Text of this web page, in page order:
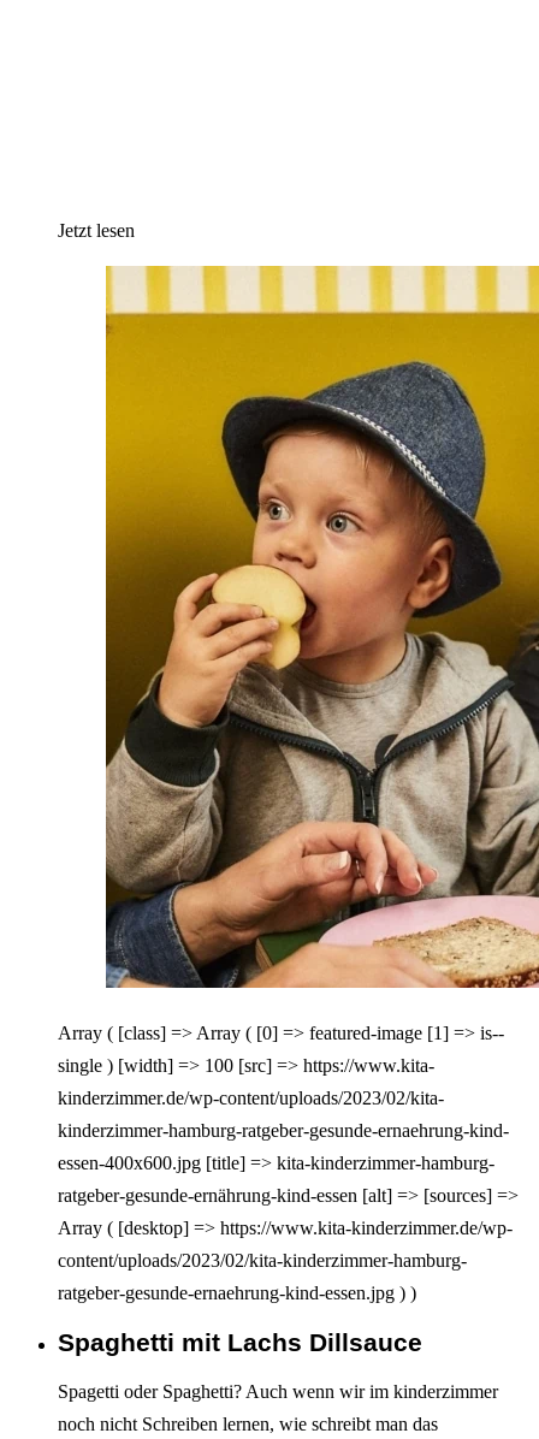
Jetzt lesen
Array ( [class] => Array ( [0] => featured-image [1] => is--
single ) [width] => 100 [src] => https://www.kita-
kinderzimmer.de/wp-content/uploads/2023/02/kita-
kinderzimmer-hamburg-ratgeber-gesunde-ernaehrung-kind-
essen-400x600.jpg [title] => kita-kinderzimmer-hamburg-
ratgeber-gesunde-ernährung-kind-essen [alt] => [sources] =>
Array ( [desktop] => https://www.kita-kinderzimmer.de/wp-
content/uploads/2023/02/kita-kinderzimmer-hamburg-
ratgeber-gesunde-ernaehrung-kind-essen.jpg ) )
Interagieren
Spaghetti mit Lachs Dillsauce
Spagetti oder Spaghetti? Auch wenn wir im kinderzimmer
noch nicht Schreiben lernen, wie schreibt man das